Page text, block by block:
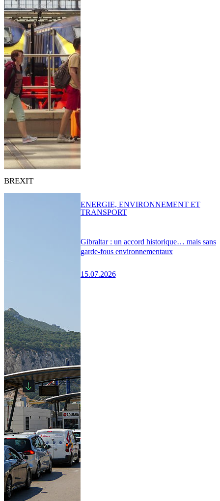
BREXIT
Gibraltar : un accord historique… mais sans
garde-fous environnementaux
15.07.2026
ENERGIE, ENVIRONNEMENT ET
TRANSPORT